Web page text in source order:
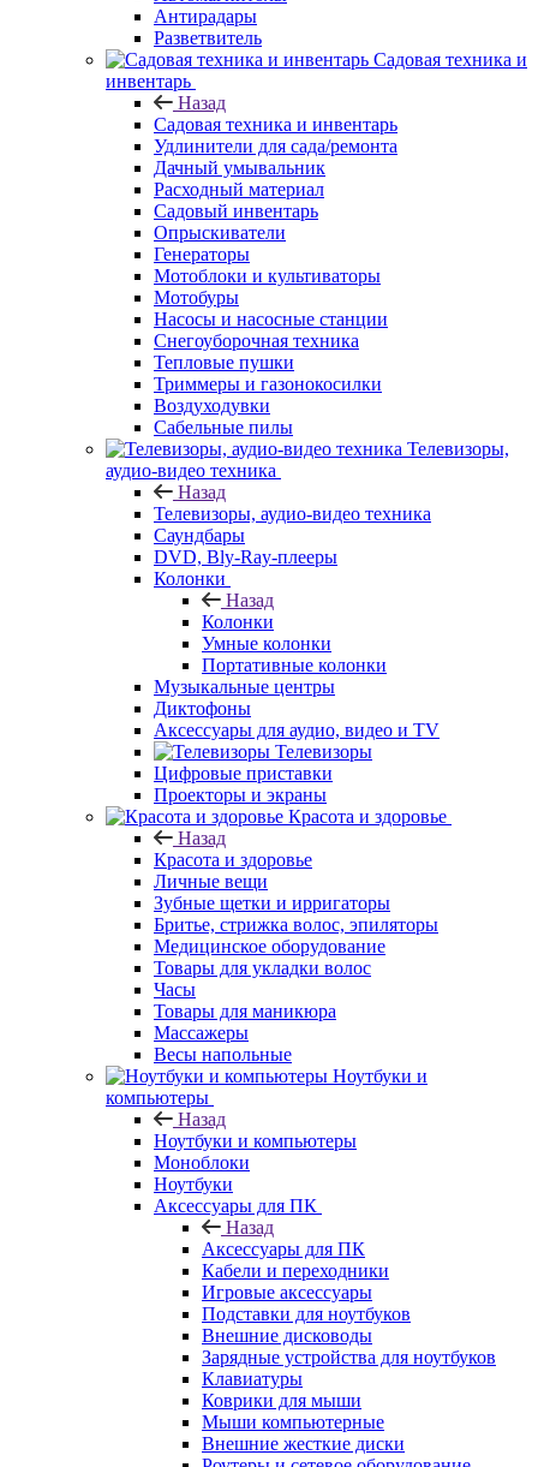
Антирадары
Разветвитель
Садовая техника и
инвентарь
Назад
Садовая техника и инвентарь
Удлинители для сада/ремонта
Дачный умывальник
Расходный материал
Садовый инвентарь
Опрыскиватели
Генераторы
Мотоблоки и культиваторы
Мотобуры
Насосы и насосные станции
Снегоуборочная техника
Тепловые пушки
Триммеры и газонокосилки
Воздуходувки
Сабельные пилы
Телевизоры,
аудио-видео техника
Назад
Телевизоры, аудио-видео техника
Саундбары
DVD, Bly-Ray-плееры
Колонки
Назад
Колонки
Умные колонки
Портативные колонки
Музыкальные центры
Диктофоны
Аксессуары для аудио, видео и TV
Телевизоры
Цифровые приставки
Проекторы и экраны
Красота и здоровье
Назад
Красота и здоровье
Личные вещи
Зубные щетки и ирригаторы
Бритье, стрижка волос, эпиляторы
Медицинское оборудование
Товары для укладки волос
Часы
Товары для маникюра
Массажеры
Весы напольные
Ноутбуки и
компьютеры
Назад
Ноутбуки и компьютеры
Моноблоки
Ноутбуки
Аксессуары для ПК
Назад
Аксессуары для ПК
Кабели и переходники
Игровые аксессуары
Подставки для ноутбуков
Внешние дисководы
Зарядные устройства для ноутбуков
Клавиатуры
Коврики для мыши
Мыши компьютерные
Внешние жесткие диски